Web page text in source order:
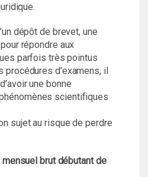
dépôt de brevet, une
répondre aux
parfois très pointus
procédures d’examens, il
une bonne
scientifiques
sujet au risque de perdre
brut débutant de